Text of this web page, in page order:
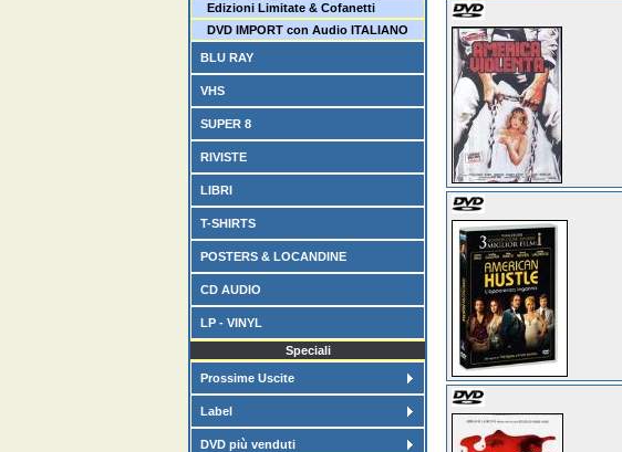
Edizioni Limitate & Cofanetti
DVD IMPORT con Audio ITALIANO
BLU RAY
VHS
SUPER 8
RIVISTE
LIBRI
T-SHIRTS
POSTERS & LOCANDINE
CD AUDIO
LP - VINYL
Speciali
Prossime Uscite
Label
DVD più venduti